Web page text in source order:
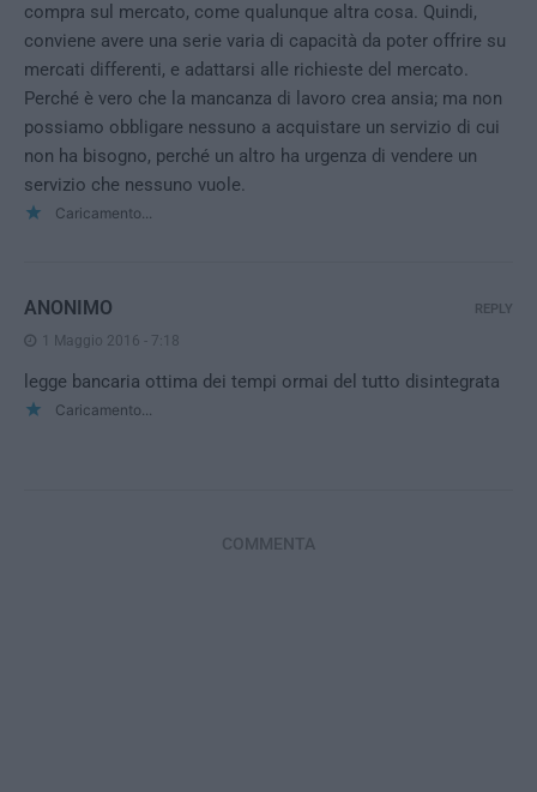
compra sul mercato, come qualunque altra cosa. Quindi,
conviene avere una serie varia di capacità da poter offrire su
mercati differenti, e adattarsi alle richieste del mercato.
Perché è vero che la mancanza di lavoro crea ansia; ma non
possiamo obbligare nessuno a acquistare un servizio di cui
non ha bisogno, perché un altro ha urgenza di vendere un
servizio che nessuno vuole.
Caricamento...
ANONIMO
1 Maggio 2016 - 7:18
legge bancaria ottima dei tempi ormai del tutto disintegrata
Caricamento...
REPLY
COMMENTA